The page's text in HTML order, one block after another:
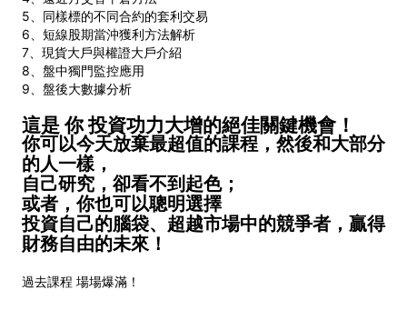
5、同樣標的不同合約的套利交易
6、短線股期當沖獲利方法解析
7、現貨大戶與權證大戶介紹
8、盤中獨門監控應用
9、盤後大數據分析
這是 你 投資功力大增的絕佳關鍵機會！
你可以今天放棄最超值的課程，然後和大部分
的人一樣，
自己研究，卻看不到起色；
或者，你也可以聰明選擇
投資自己的腦袋、超越市場中的競爭者，贏得
財務自由的未來！
過去課程 場場爆滿！